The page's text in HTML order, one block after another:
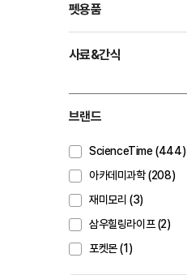
펫용품
사료&간식
브랜드
ScienceTime (444)
아카데미과학 (208)
재미모리 (3)
삼우힐링라이프 (2)
포켓몬 (1)